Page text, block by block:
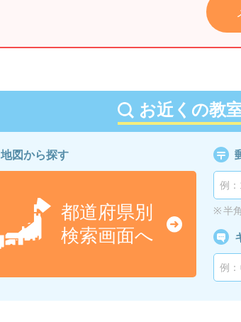
お近くの教
地図から探す
都道府県別
検索画面へ
半